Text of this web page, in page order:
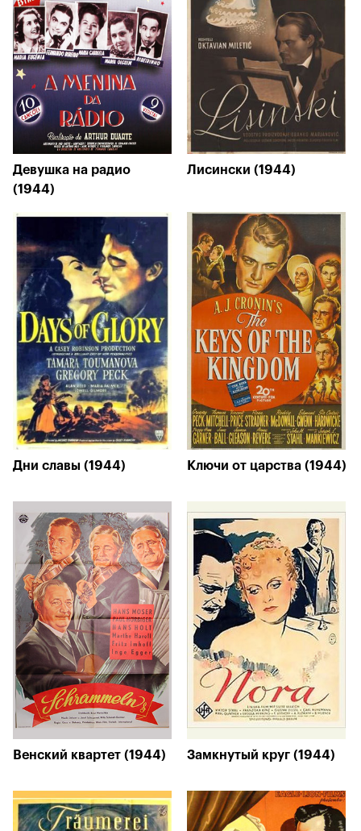
Девушка на радио
(1944)
Лисински (1944)
Дни славы (1944) Ключи от царства (1944)
Венский квартет (1944) Замкнутый круг (1944)